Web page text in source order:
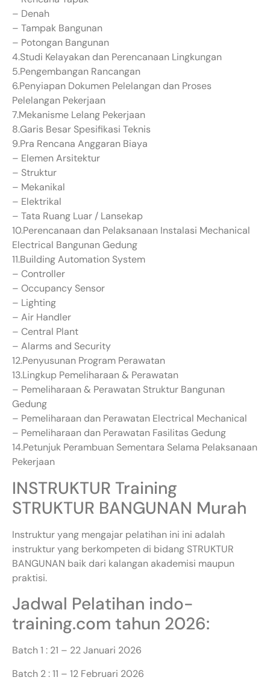
– Denah
– Tampak Bangunan
– Potongan Bangunan
4.Studi Kelayakan dan Perencanaan Lingkungan
5.Pengembangan Rancangan
6.Penyiapan Dokumen Pelelangan dan Proses
Pelelangan Pekerjaan
7.Mekanisme Lelang Pekerjaan
8.Garis Besar Spesifikasi Teknis
9.Pra Rencana Anggaran Biaya
– Elemen Arsitektur
– Struktur
– Mekanikal
– Elektrikal
– Tata Ruang Luar / Lansekap
10.Perencanaan dan Pelaksanaan Instalasi Mechanical
Electrical Bangunan Gedung
11.Building Automation System
– Controller
– Occupancy Sensor
– Lighting
– Air Handler
– Central Plant
– Alarms and Security
12.Penyusunan Program Perawatan
13.Lingkup Pemeliharaan & Perawatan
– Pemeliharaan & Perawatan Struktur Bangunan
Gedung
– Pemeliharaan dan Perawatan Electrical Mechanical
– Pemeliharaan dan Perawatan Fasilitas Gedung
14.Petunjuk Perambuan Sementara Selama Pelaksanaan
Pekerjaan
INSTRUKTUR Training
STRUKTUR BANGUNAN Murah
Instruktur yang mengajar pelatihan ini ini adalah
instruktur yang berkompeten di bidang STRUKTUR
BANGUNAN baik dari kalangan akademisi maupun
praktisi.
Jadwal Pelatihan indo-
training.com tahun 2026:
Batch 1 : 21 – 22 Januari 2026
Batch 2 : 11 – 12 Februari 2026